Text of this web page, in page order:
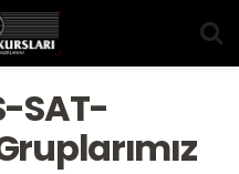
SAT-